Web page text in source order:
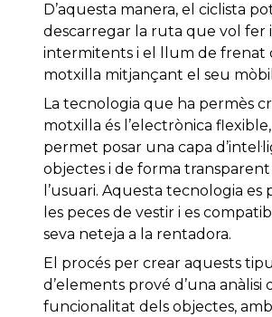
D’aquesta manera, el ciclista
descarregar la ruta que vol fer
intermitents i el llum de frenat
motxilla mitjançant el seu
La tecnologia que ha permès
motxilla és l’electrònica
permet posar una capa
objectes i de forma transparent
l’usuari. Aquesta tecnologia es
les peces de vestir i es
seva neteja a la rentadora.
El procés per crear aquests
d’elements prové d’una anàlisi
funcionalitat dels objectes,